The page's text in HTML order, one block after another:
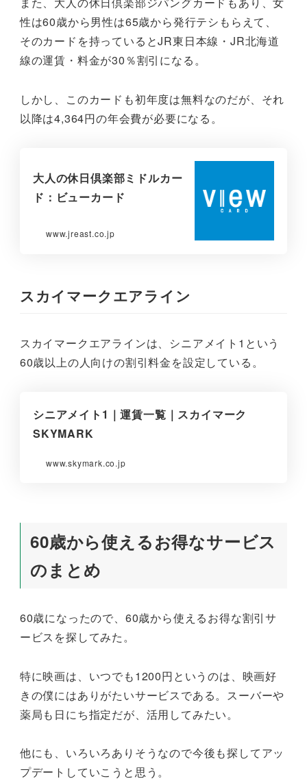
性は60歳から男性は65歳から発行テシもらえて、
そのカードを持っているとJR東日本線・JR北海道
線の運賃・料金が30％割引になる。
しかし、このカードも初年度は無料なのだが、それ
以降は4,364円の年会費が必要になる。
大人の休日倶楽部ミドルカー
ド：ビューカード
www.jreast.co.jp
スカイマークエアライン
スカイマークエアラインは、シニアメイト1という
60歳以上の人向けの割引料金を設定している。
シニアメイト1｜運賃一覧｜スカイマーク
SKYMARK
www.skymark.co.jp
60歳から使えるお得なサービス
のまとめ
60歳になったので、60歳から使えるお得な割引サ
ービスを探してみた。
特に映画は、いつでも1200円というのは、映画好
きの僕にはありがたいサービスである。スーバーや
薬局も日にち指定だが、活用してみたい。
他にも、いろいろありそうなので今後も探してアッ
プデートしていこうと思う。